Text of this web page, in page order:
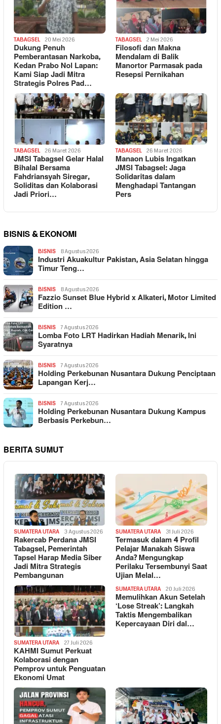
TABAGSEL 20 Mei 2026
Dukung Penuh
Pemberantasan Narkoba,
Kedan Prabo Nol Lapan:
Kami Siap Jadi Mitra
Strategis Polres Pad…
TABAGSEL 2 Mei 2026
Filosofi dan Makna
Mendalam di Balik
Manortor Parmasak pada
Resepsi Pernikahan
TABAGSEL 26 Maret 2026
JMSI Tabagsel Gelar Halal
Bihalal Bersama
Fahdriansyah Siregar,
Soliditas dan Kolaborasi
Jadi Priori…
TABAGSEL 26 Maret 2026
Manaon Lubis Ingatkan
JMSI Tabagsel: Jaga
Solidaritas dalam
Menghadapi Tantangan
Pers
BISNIS & EKONOMI
BISNIS 8 Agustus 2026
Industri Akuakultur Pakistan, Asia Selatan hingga
Timur Teng…
BISNIS 8 Agustus 2026
Fazzio Sunset Blue Hybrid x Alkateri, Motor Limited
Edition …
BISNIS 7 Agustus 2026
Lomba Foto LRT Hadirkan Hadiah Menarik, Ini
Syaratnya
BISNIS 7 Agustus 2026
Holding Perkebunan Nusantara Dukung Penciptaan
Lapangan Kerj…
BISNIS 7 Agustus 2026
Holding Perkebunan Nusantara Dukung Kampus
Berbasis Perkebun…
BERITA SUMUT
SUMATERA UTARA 3 Agustus 2026
Rakercab Perdana JMSI
Tabagsel, Pemerintah
Tapsel Harap Media Siber
Jadi Mitra Strategis
Pembangunan
SUMATERA UTARA 31 Juli 2026
Termasuk dalam 4 Profil
Pelajar Manakah Siswa
Anda? Mengungkap
Perilaku Tersembunyi Saat
Ujian Melal…
SUMATERA UTARA 27 Juli 2026
KAHMI Sumut Perkuat
Kolaborasi dengan
Pemprov untuk Penguatan
Ekonomi Umat
SUMATERA UTARA 20 Juli 2026
Memulihkan Akun Setelah
‘Lose Streak’: Langkah
Taktis Mengembalikan
Kepercayaan Diri dal…